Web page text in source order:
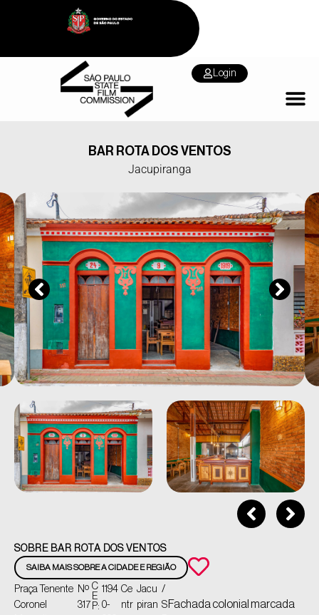
Login
BAR ROTA DOS VENTOS
Jacupiranga
SOBRE BAR ROTA DOS VENTOS
SAIBA MAIS SOBRE A CIDADE E REGIÃO
Praça Tenente
Coronel
Nº
317
C
E
P:
1194
0-
Ce
ntr
Jacu
piran
/
S Fachada colonial marcada